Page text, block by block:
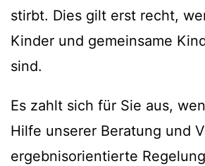
stirbt. Dies gilt erst recht,
Kinder und gemeinsame
sind.
Es zahlt sich für Sie aus,
Hilfe unserer Beratung und
ergebnisorientierte